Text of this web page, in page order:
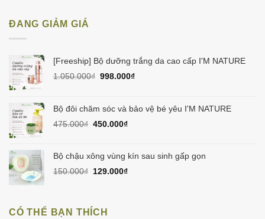
ĐANG GIẢM GIÁ
[Freeship] Bộ dưỡng trắng da cao cấp I'M NATURE
1.050.000₫ Giá
1.050.000₫.
998.000₫Giá
là:
Bộ đôi chăm sóc và bảo vệ bé yêu I'M NATURE
475.000₫ Giá
475.000₫.
450.000₫Giá
là:
Bộ chậu xông vùng kín sau sinh gấp gọn
150.000₫ Giá
129.000₫Giá
CÓ THỂ BẠN THÍCH